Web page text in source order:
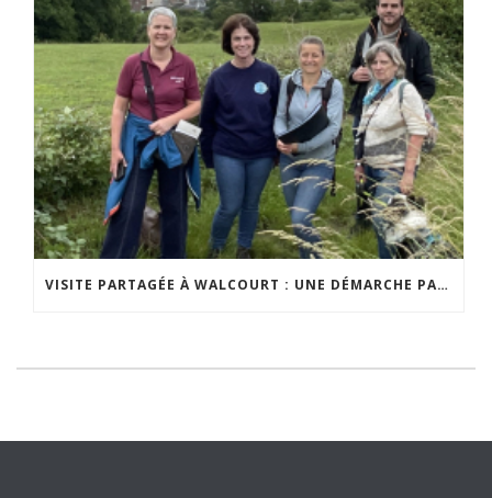
VISITE PARTAGÉE À WALCOURT : UNE DÉMARCHE PARTICIPATIVE ANIMÉE PAR ESPACE ENVIRONNEMENT